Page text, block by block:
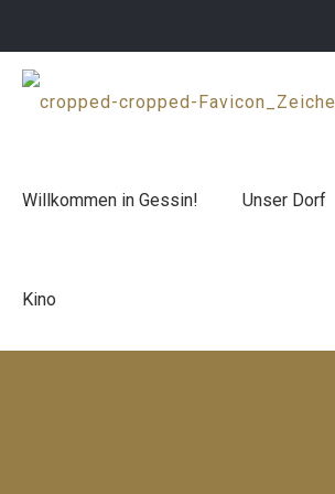
Willkommen in Gessin! Unser Dorf
Kino